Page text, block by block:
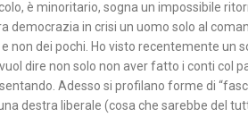
è minoritario, sogna un impossibile
democrazia in crisi un uomo solo al
non dei pochi. Ho visto recentemente un
dire non solo non aver fatto i conti col
Adesso si profilano forme di
destra liberale (cosa che sarebbe del